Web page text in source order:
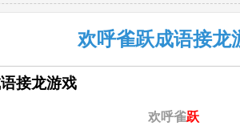
欢呼雀跃成语接龙
接龙游戏
欢呼雀跃